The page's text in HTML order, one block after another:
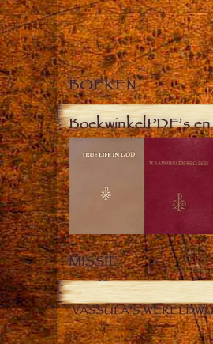
BOEKEN
BoekwinkelPDF’s
MISSIE
VASSULA’S